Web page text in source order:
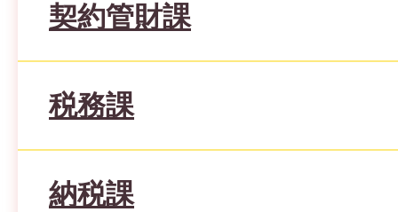
契約管財課
税務課
納税課